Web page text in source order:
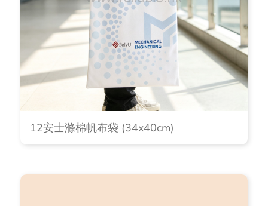
12安士滌棉帆布袋 (34x40cm)